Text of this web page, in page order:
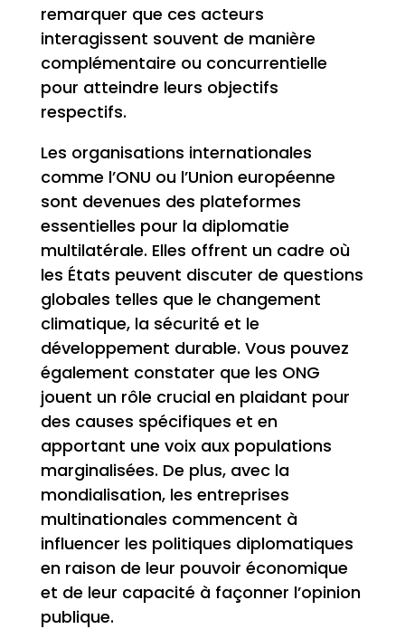
remarquer que ces acteurs
interagissent souvent de manière
complémentaire ou concurrentielle
pour atteindre leurs objectifs
respectifs.
Les organisations internationales
comme l’ONU ou l’Union européenne
sont devenues des plateformes
essentielles pour la diplomatie
multilatérale. Elles offrent un cadre où
les États peuvent discuter de questions
globales telles que le changement
climatique, la sécurité et le
développement durable. Vous pouvez
également constater que les ONG
jouent un rôle crucial en plaidant pour
des causes spécifiques et en
apportant une voix aux populations
marginalisées. De plus, avec la
mondialisation, les entreprises
multinationales commencent à
influencer les politiques diplomatiques
en raison de leur pouvoir économique
et de leur capacité à façonner l’opinion
publique.